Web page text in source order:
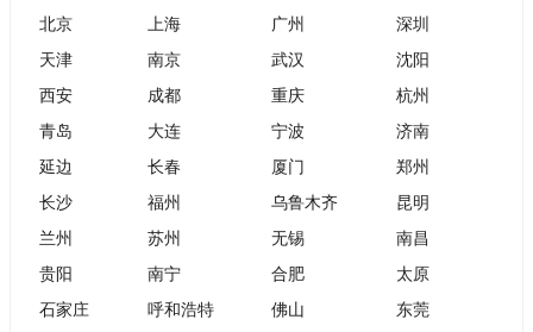
北京 上海 广州
深圳
天津
南京 武汉
沈阳
西安
成都 重庆
杭州
青岛
大连 宁波
济南
延边
长春 厦门
郑州
长沙
福州 乌鲁木齐
昆明
兰州
苏州 无锡
南昌
贵阳
南宁 合肥
太原
石家庄
呼和浩特 佛山
东莞